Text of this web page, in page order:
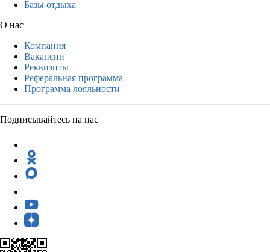
Базы отдыха
О нас
Компания
Вакансии
Реквизиты
Реферальная программа
Программа лояльности
Подписывайтесь на нас